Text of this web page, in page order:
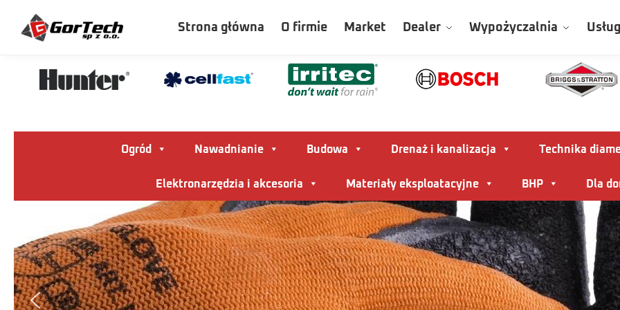
Strona główna O firmie Market Dealer Wypożyczalnia
Szukaj
Ogród Nawadnianie Budowa Drenaż i kanalizacja Technika
Elektronarzędzia i akcesoria Materiały eksploatacyjne BHP Dla